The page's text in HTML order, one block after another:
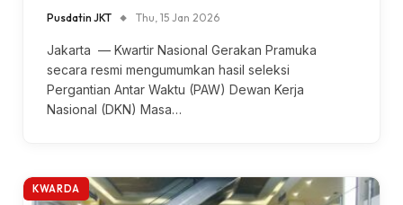
Pusdatin JKT Thu, 15 Jan 2026
Jakarta — Kwartir Nasional Gerakan Pramuka
secara resmi mengumumkan hasil seleksi
Pergantian Antar Waktu (PAW) Dewan Kerja
Nasional (DKN) Masa…
KWARDA